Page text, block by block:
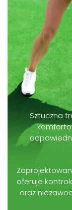
Sztuczna
oferuje
oraz